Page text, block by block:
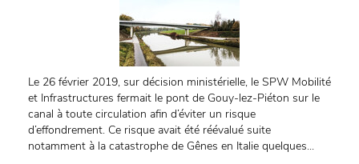
Le 26 février 2019, sur décision ministérielle, le SPW Mobilité
et Infrastructures fermait le pont de Gouy-lez-Piéton sur le
canal à toute circulation afin d’éviter un risque
d’effondrement. Ce risque avait été réévalué suite
notamment à la catastrophe de Gênes en Italie quelques...